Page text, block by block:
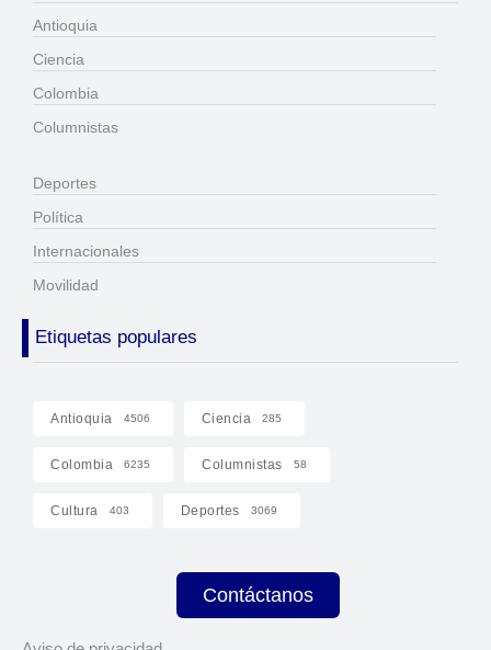
Antioquia
Ciencia
Colombia
Columnistas
Deportes
Política
Internacionales
Movilidad
Etiquetas populares
Antioquia 4506 Ciencia 285
Colombia 6235 Columnistas 58
Cultura 403 Deportes 3069
Contáctanos